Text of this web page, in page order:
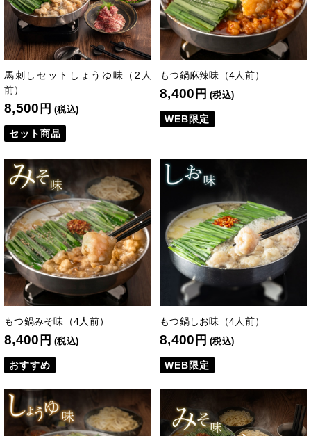
馬刺しセットしょうゆ味（2人
前）
8,500 円 (税込)
セット商品
もつ鍋麻辣味（4人前）
8,400 円 (税込)
WEB限定
もつ鍋みそ味（4人前）
8,400 円 (税込)
おすすめ
もつ鍋しお味（4人前）
8,400 円 (税込)
WEB限定